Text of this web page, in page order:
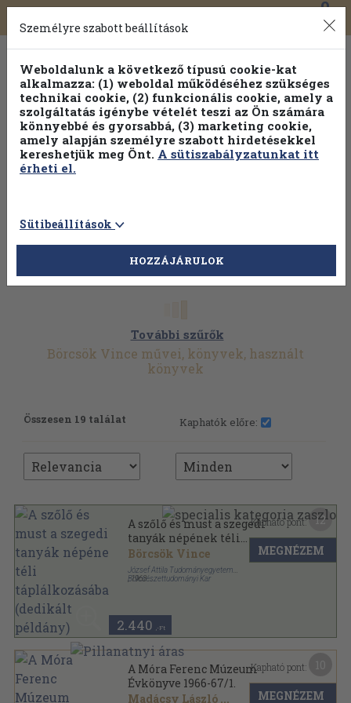
Toggle
navigation
0
További szűrők
Börcsök Vince művei, könyvek, használt
könyvek
Összesen 19 találat Kaphatók előre:
A szőlő és must a szegedi
tanyák népének téli
táplálkozásában (dedikált
példány)
Börcsök Vince
József Attila Tudományegyetem
Bölcsészettudományi Kar
,1963
2.440 ,-Ft
Kapható pont: 12
MEGNÉZEM
A Móra Ferenc Múzeum
Évkönyve 1966-67/1.
Madácsy László ...
Kapható pont:
MEGNÉZEM
Személyre szabott beállítások
Weboldalunk a következő típusú cookie-kat
alkalmazza: (1) weboldal működéséhez szükséges
technikai cookie, (2) funkcionális cookie, amely a
szolgáltatás igénybe vételét teszi az Ön számára
könnyebbé és gyorsabbá, (3) marketing cookie,
amely alapján személyre szabott hirdetésekkel
kereshetjük meg Önt. A sütiszabályzatunkat itt
érheti el.
Sütibeállítások
HOZZÁJÁRULOK